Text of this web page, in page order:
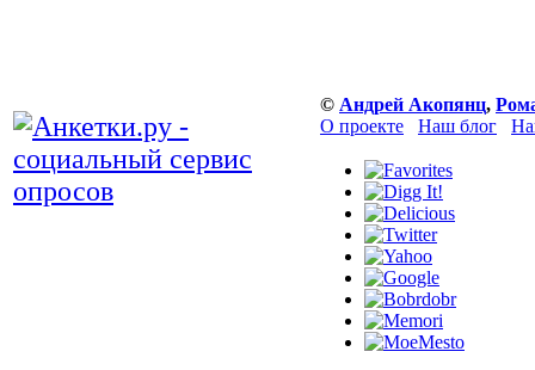
© Андрей Акопянц,
О проекте
Наш блог